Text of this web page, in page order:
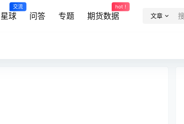
球
交流
问答 专题 期货数据
hot !
文章